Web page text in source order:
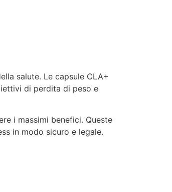
salute. Le capsule CLA+
di perdita di peso e
i massimi benefici. Queste
in modo sicuro e legale.